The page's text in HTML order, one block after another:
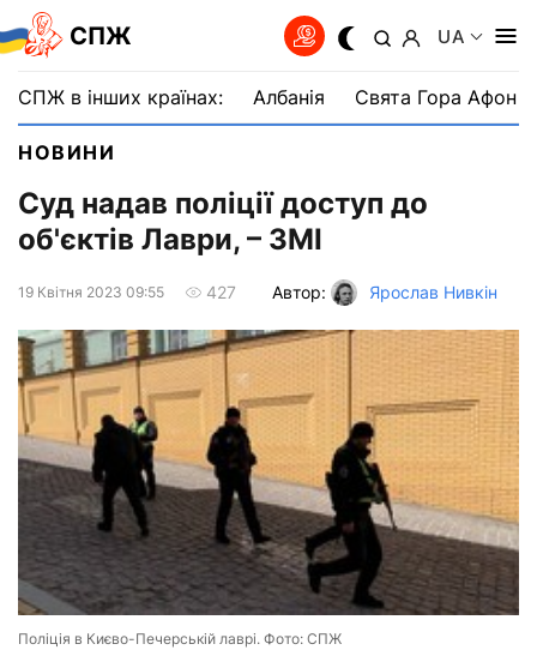
СПЖ UA
СПЖ в інших країнах: Албанія Свята Гора Афон
НОВИНИ
Суд надав поліції доступ до
об'єктів Лаври, – ЗМІ
19 Квiтня 2023 09:55 427 Автор: Ярослав Нивкін
Поліція в Києво-Печерській лаврі. Фото: СПЖ